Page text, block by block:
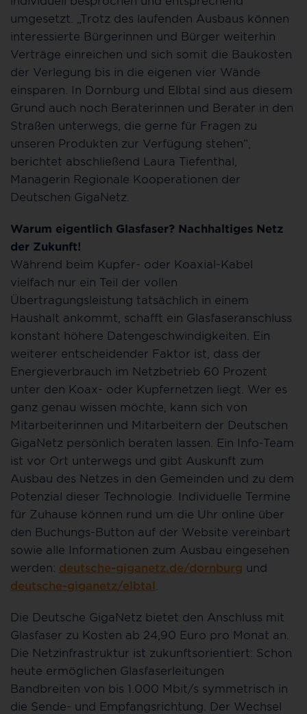
umgesetzt. „Trotz des laufenden Ausbaus können
interessierte Bürgerinnen und Bürger weiterhin
Verträge einreichen und sich somit die Baukosten
der Verlegung bis in die eigenen vier Wände
einsparen. In Dornburg und Elbtal sind aus diesem
Grund auch noch Beraterinnen und Berater in den
Straßen unterwegs, die gerne für Fragen zu
unseren Produkten zur Verfügung stehen“,
berichtet abschließend Laura Tiefenthal,
Managerin Regionale Kooperationen der
Deutschen GigaNetz.
Warum eigentlich Glasfaser? Nachhaltiges Netz
der Zukunft!
Während beim Kupfer- oder Koaxial-Kabel
vielfach nur ein Teil der vollen
Übertragungsleistung tatsächlich in einem
Haushalt ankommt, schafft ein Glasfaseranschluss
konstant höhere Datengeschwindigkeiten. Ein
weiterer entscheidender Faktor ist, dass der
Energieverbrauch im Netzbetrieb 60 Prozent
unter den Koax- oder Kupfernetzen liegt. Wer es
ganz genau wissen möchte, kann sich von
Mitarbeiterinnen und Mitarbeitern der Deutschen
GigaNetz persönlich beraten lassen. Ein Info-Team
ist vor Ort unterwegs und gibt Auskunft zum
Ausbau des Netzes in den Gemeinden und zu dem
Potenzial dieser Technologie. Individuelle Termine
für Zuhause können rund um die Uhr online über
den Buchungs-Button auf der Website vereinbart
sowie alle Informationen zum Ausbau eingesehen
werden: deutsche-giganetz.de/dornburg und
deutsche-giganetz/elbtal
Die Deutsche GigaNetz bietet den Anschluss mit
Glasfaser zu Kosten ab 24,90 Euro pro Monat an.
Die Netzinfrastruktur ist zukunftsorientiert: Schon
heute ermöglichen Glasfaserleitungen
Bandbreiten von bis 1.000 Mbit/s symmetrisch in
die Sende- und Empfangsrichtung. Der Wechsel